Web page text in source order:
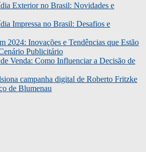
Exterior no Brasil: Novidades e
Impressa no Brasil: Desafios e
2024: Inovações e Tendências que Estão
Publicitário
Venda: Como Influenciar a Decisão de
campanha digital de Roberto Fritzke
de Blumenau